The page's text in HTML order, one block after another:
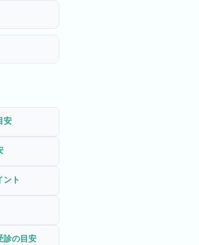
安
ント
診の目安